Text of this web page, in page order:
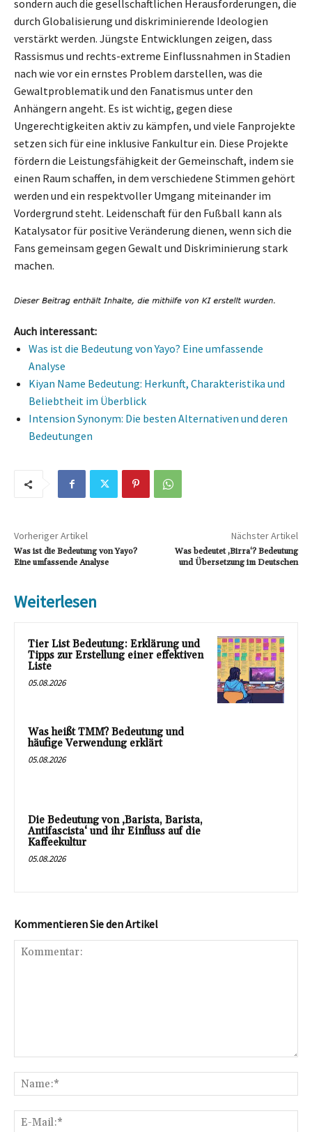
sondern auch die gesellschaftlichen Herausforderungen, die
durch Globalisierung und diskriminierende Ideologien
verstärkt werden. Jüngste Entwicklungen zeigen, dass
Rassismus und rechts-extreme Einflussnahmen in Stadien
nach wie vor ein ernstes Problem darstellen, was die
Gewaltproblematik und den Fanatismus unter den
Anhängern angeht. Es ist wichtig, gegen diese
Ungerechtigkeiten aktiv zu kämpfen, und viele Fanprojekte
setzen sich für eine inklusive Fankultur ein. Diese Projekte
fördern die Leistungsfähigkeit der Gemeinschaft, indem sie
einen Raum schaffen, in dem verschiedene Stimmen gehört
werden und ein respektvoller Umgang miteinander im
Vordergrund steht. Leidenschaft für den Fußball kann als
Katalysator für positive Veränderung dienen, wenn sich die
Fans gemeinsam gegen Gewalt und Diskriminierung stark
machen.
Auch interessant:
Was ist die Bedeutung von Yayo? Eine umfassende
Analyse
Kiyan Name Bedeutung: Herkunft, Charakteristika und
Beliebtheit im Überblick
Intension Synonym: Die besten Alternativen und deren
Bedeutungen
Vorheriger Artikel
Was ist die Bedeutung von Yayo?
Eine umfassende Analyse
Nächster Artikel
Was bedeutet ‚Birra‘? Bedeutung
und Übersetzung im Deutschen
Weiterlesen
Tier List Bedeutung: Erklärung und
Tipps zur Erstellung einer effektiven
Liste
05.08.2026
Was heißt TMM? Bedeutung und
häufige Verwendung erklärt
05.08.2026
Die Bedeutung von ‚Barista, Barista,
Antifascista‘ und ihr Einfluss auf die
Kaffeekultur
05.08.2026
Kommentieren Sie den Artikel